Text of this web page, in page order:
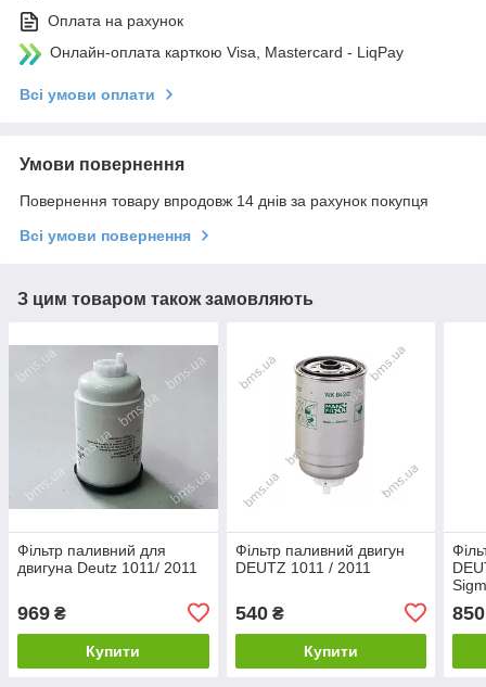
Оплата на рахунок
Онлайн-оплата карткою Visa, Mastercard - LiqPay
Всі умови оплати
Умови повернення
Повернення товару впродовж 14 днів за рахунок покупця
Всі умови повернення
З цим товаром також замовляють
Фільтр паливний для
двигуна Deutz 1011/ 2011
969 ₴
Купити
Фільтр паливний двигун
DEUTZ 1011 / 2011
540₴
Купити
850